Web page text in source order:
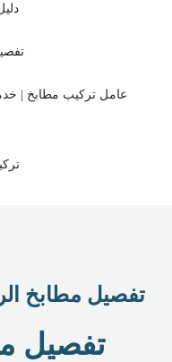
عامل تركيب مطابخ |
تفصيل مطابخ
تفصيل